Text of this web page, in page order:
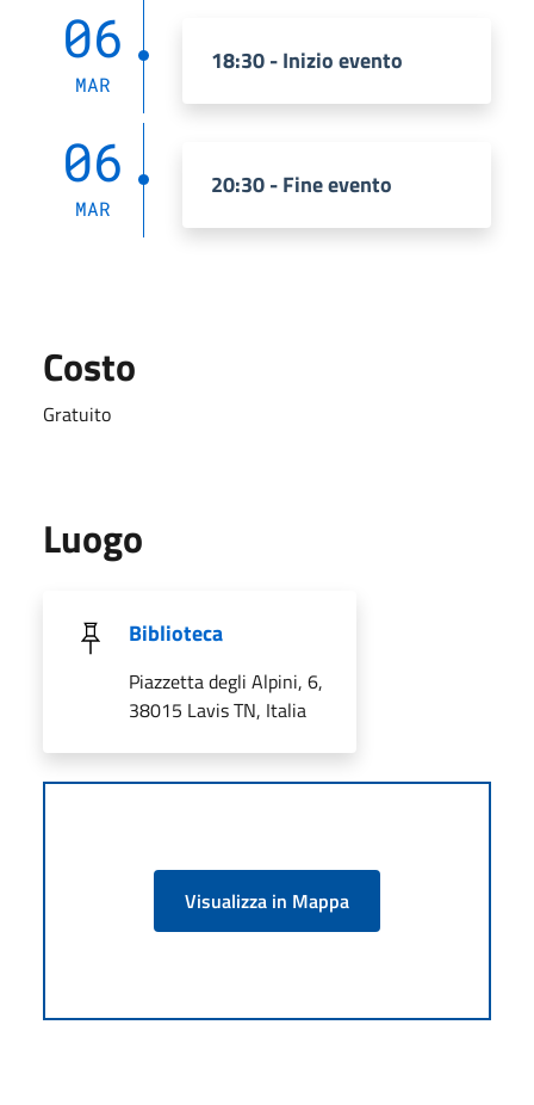
06
MAR
18:30 - Inizio evento
06
MAR
20:30 - Fine evento
Costo
Gratuito
Luogo
Biblioteca
Piazzetta degli Alpini, 6,
38015 Lavis TN, Italia
Visualizza in Mappa